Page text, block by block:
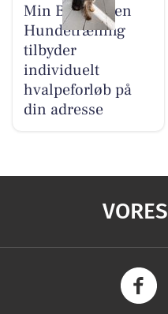
Min Bedste Ven
Hundetræning
tilbyder
individuelt
hvalpeforløb på
din adresse
VORES